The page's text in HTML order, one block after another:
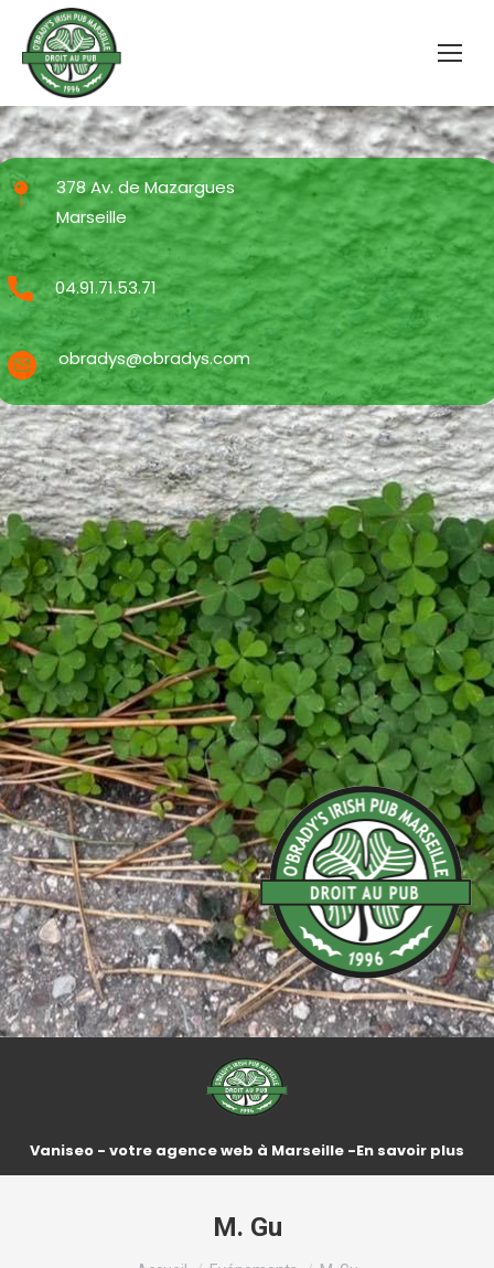
M. Gu
Vous êtes ici :
378 Av. de Mazargues
Marseille
04.91.71.53.71
obradys@obradys.com
Vaniseo - votre agence web à Marseille -En savoir plus